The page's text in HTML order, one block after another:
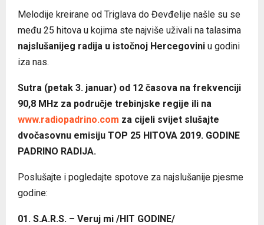
Melodije kreirane od Triglava do Đevđelije našle su se
među 25 hitova u kojima ste najviše uživali na talasima
najslušanijeg radija u istočnoj Hercegovini u godini
iza nas.
Sutra (petak 3. januar) od 12 časova na frekvenciji
90,8 MHz za područje trebinjske regije ili na
www.radiopadrino.com za cijeli svijet slušajte
dvočasovnu emisiju TOP 25 HITOVA 2019. GODINE
PADRINO RADIJA.
Poslušajte i pogledajte spotove za najslušanije pjesme
godine:
01. S.A.R.S. – Veruj mi /HIT GODINE/